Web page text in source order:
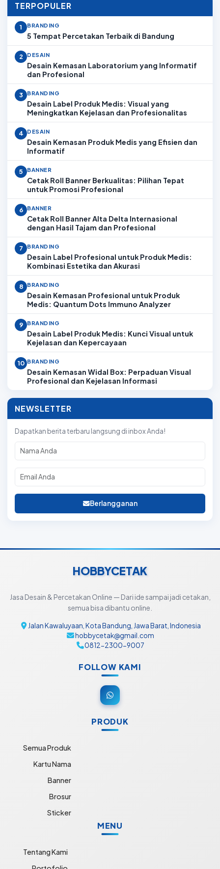
TERPOPULER
1 BRANDING
5 Tempat Percetakan Terbaik di Bandung
2 DESAIN
Desain Kemasan Laboratorium yang Informatif
dan Profesional
3 BRANDING
Desain Label Produk Medis: Visual yang
Meningkatkan Kejelasan dan Profesionalitas
4 DESAIN
Desain Kemasan Produk Medis yang Efisien dan
Informatif
5 BANNER
Cetak Roll Banner Berkualitas: Pilihan Tepat
untuk Promosi Profesional
6 BANNER
Cetak Roll Banner Alta Delta Internasional
dengan Hasil Tajam dan Profesional
7 BRANDING
Desain Label Profesional untuk Produk Medis:
Kombinasi Estetika dan Akurasi
8 BRANDING
Desain Kemasan Profesional untuk Produk
Medis: Quantum Dots Immuno Analyzer
9 BRANDING
Desain Label Produk Medis: Kunci Visual untuk
Kejelasan dan Kepercayaan
10 BRANDING
Desain Kemasan Widal Box: Perpaduan Visual
Profesional dan Kejelasan Informasi
NEWSLETTER
Dapatkan berita terbaru langsung di inbox Anda!
Berlangganan
HOBBYCETAK
Jasa Desain & Percetakan Online — Dari ide sampai jadi cetakan,
semua bisa dibantu online.
Jalan Kawaluyaan, Kota Bandung, Jawa Barat, Indonesia
hobbycetak@gmail.com
0812-2300-9007
FOLLOW KAMI
PRODUK
Semua Produk
Kartu Nama
Banner
Brosur
Sticker
MENU
Tentang Kami